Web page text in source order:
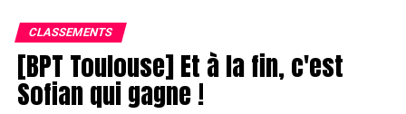
CLASSEMENTS
[BPT Toulouse] Et à la fin, c'est
Sofian qui gagne !